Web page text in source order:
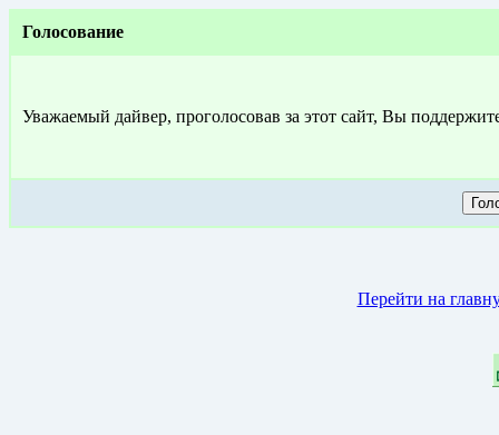
Голосование
Уважаемый дайвер, проголосовав за этот сайт, Вы
Перейти на